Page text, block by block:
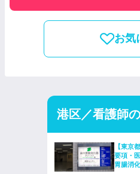
お気
港区／看護師
【東京
要項・
胃腸消